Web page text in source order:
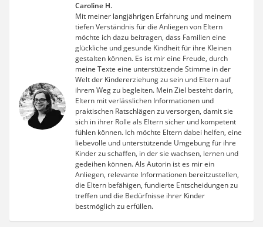
Caroline H.
Mit meiner langjährigen Erfahrung und meinem
tiefen Verständnis für die Anliegen von Eltern
möchte ich dazu beitragen, dass Familien eine
glückliche und gesunde Kindheit für ihre Kleinen
gestalten können. Es ist mir eine Freude, durch
meine Texte eine unterstützende Stimme in der
Welt der Kindererziehung zu sein und Eltern auf
ihrem Weg zu begleiten. Mein Ziel besteht darin,
Eltern mit verlässlichen Informationen und
praktischen Ratschlägen zu versorgen, damit sie
sich in ihrer Rolle als Eltern sicher und kompetent
fühlen können. Ich möchte Eltern dabei helfen, eine
liebevolle und unterstützende Umgebung für ihre
Kinder zu schaffen, in der sie wachsen, lernen und
gedeihen können. Als Autorin ist es mir ein
Anliegen, relevante Informationen bereitzustellen,
die Eltern befähigen, fundierte Entscheidungen zu
treffen und die Bedürfnisse ihrer Kinder
bestmöglich zu erfüllen.